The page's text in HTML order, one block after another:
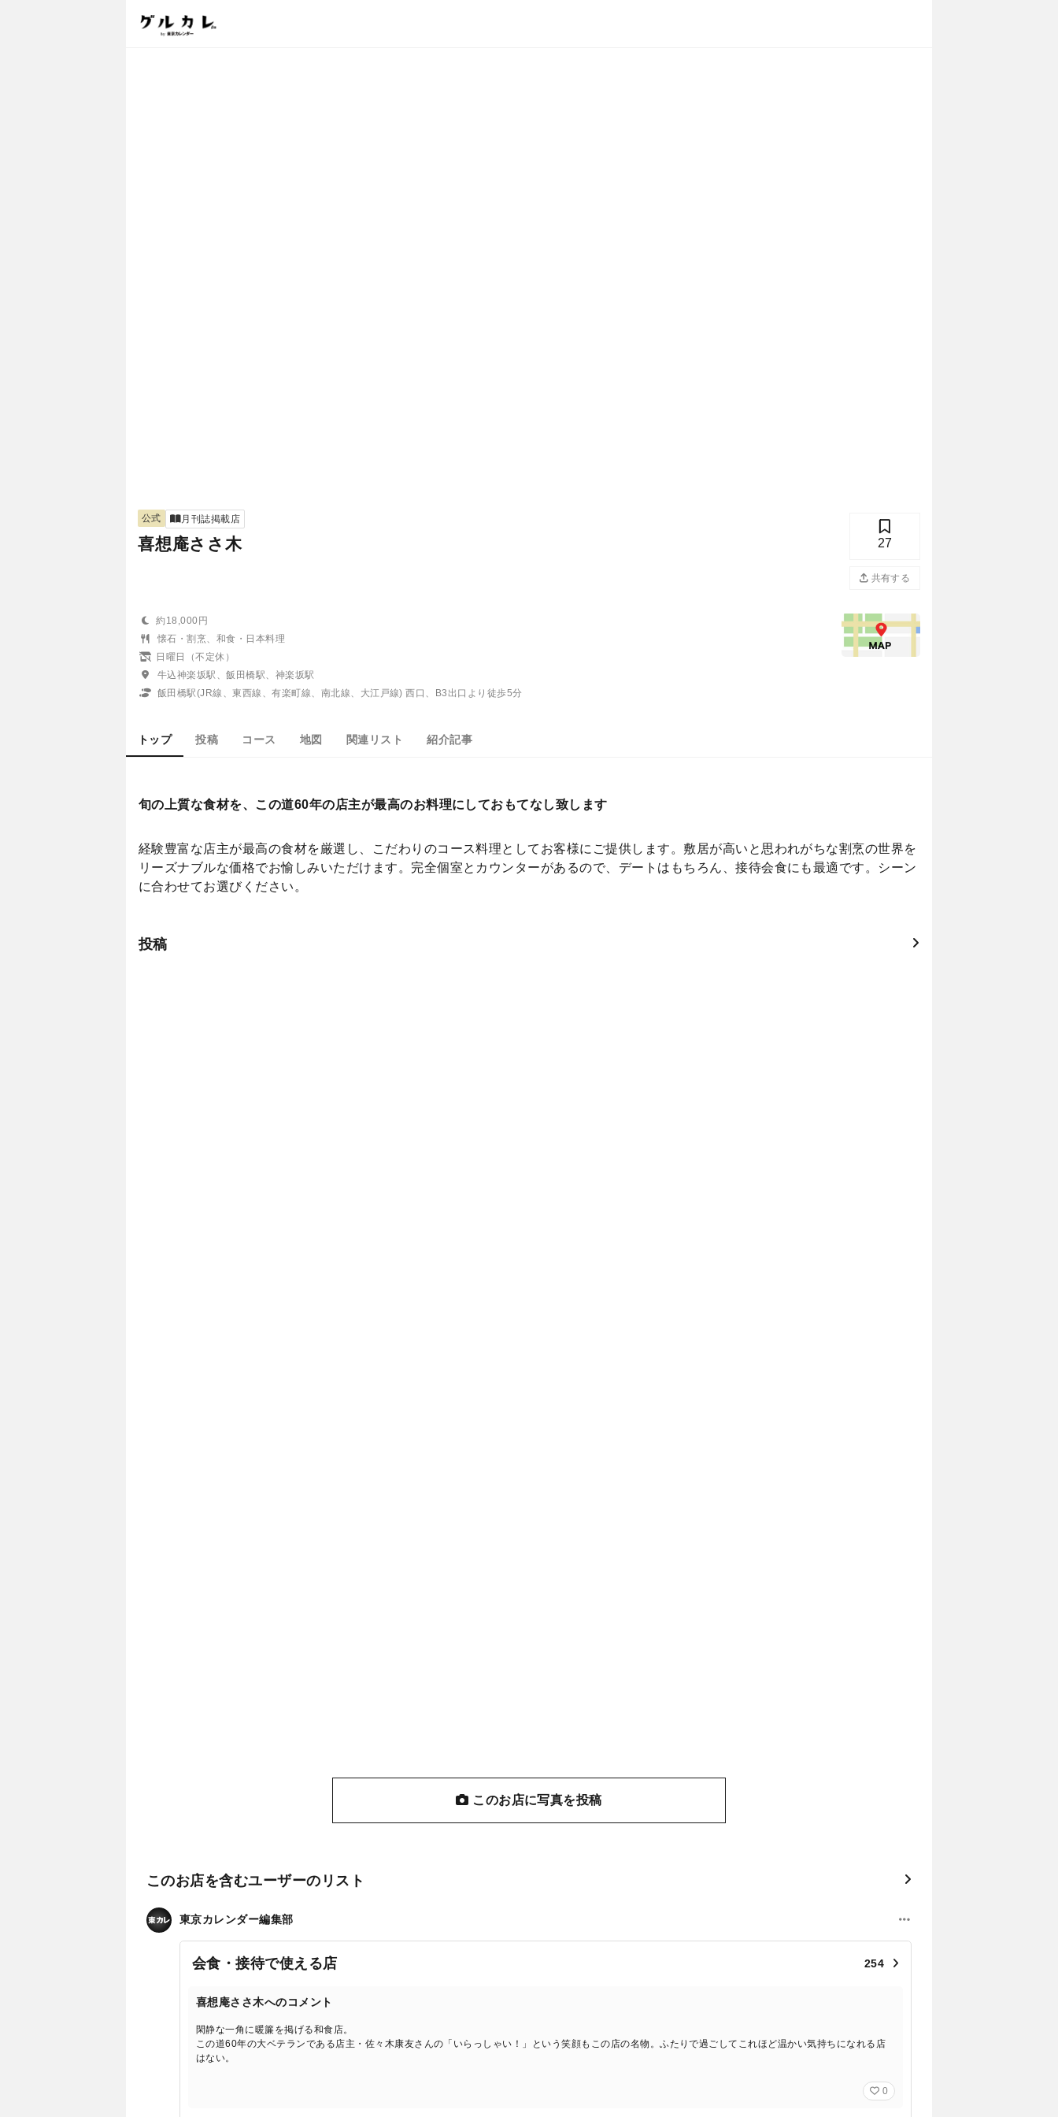
公式 月刊誌掲載店
喜想庵ささ木 27
共有する
約18,000円
懐石・割烹、和食・日本料理
日曜日（不定休）
牛込神楽坂駅、飯田橋駅、神楽坂駅
飯田橋駅(JR線、東西線、有楽町線、南北線、大江戸線) 西口、B3出口より徒歩5分
トップ 投稿 コース 地図 関連リスト 紹介記事
旬の上質な食材を、この道60年の店主が最高のお料理にしておもてなし致します
経験豊富な店主が最高の食材を厳選し、こだわりのコース料理としてお客様にご提供します。敷居が高いと思われがちな割烹の世界を
リーズナブルな価格でお愉しみいただけます。完全個室とカウンターがあるので、デートはもちろん、接待会食にも最適です。シーン
に合わせてお選びください。
投稿
このお店に写真を投稿
このお店を含むユーザーのリスト
東京カレンダー編集部
会食・接待で使える店 254
喜想庵ささ木へのコメント
閑静な一角に暖簾を掲げる和食店。
この道60年の大ベテランである店主・佐々木康友さんの「いらっしゃい！」という笑顔もこの店の名物。ふたりで過ごしてこれほど温かい気持ちになれる店
はない。
0